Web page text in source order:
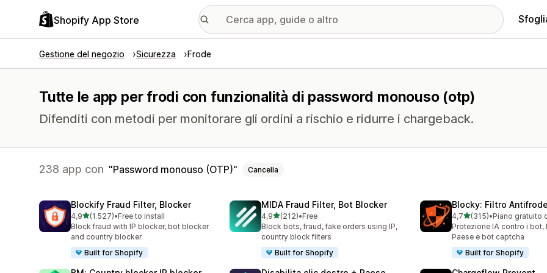
Shopify App Store
Gestione del negozio Sicurezza Frode
Tutte le app per frodi con funzionalità di password monouso (otp)
Difenditi con metodi per monitorare gli ordini a rischio e ridurre i chargeback.
238 app con Password monouso (OTP) Cancella
Blockify Fraud Filter, Blocker
4,9stelle su 5
(1.527)
1527 recensioni totali
•Free to install
Block fraud with IP blocker, bot blocker
and country blocker
Built for Shopify
MIDA Fraud Filter, Bot Blocker
4,9stelle su 5
(212)
212 recensioni totali
•Free
Block bots, fraud, fake orders using IP,
country block filters
Built for Shopify
Blocky: Filtro
4,7stelle su 5
(315)
315 recensioni totali
•Piano gratuito
Protezione IA contro i bot,
Paese e bot captcha
Built for Shopify